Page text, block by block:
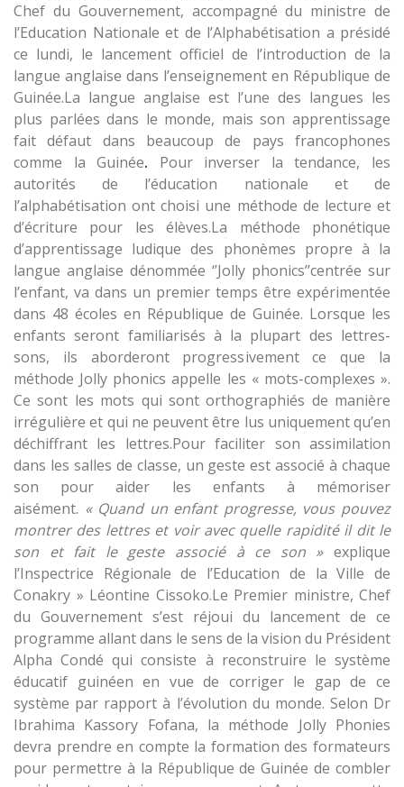
Chef du Gouvernement, accompagné du ministre de
l’Education Nationale et de l’Alphabétisation a présidé
ce lundi, le lancement officiel de l’introduction de la
langue anglaise dans l’enseignement en République de
Guinée.La langue anglaise est l’une des langues les
plus parlées dans le monde, mais son apprentissage
fait défaut dans beaucoup de pays francophones
comme la Guinée. Pour inverser la tendance, les
autorités de l’éducation nationale et de
l’alphabétisation ont choisi une méthode de lecture et
d’écriture pour les élèves.La méthode phonétique
d’apprentissage ludique des phonèmes propre à la
langue anglaise dénommée ‘’Jolly phonics’’centrée sur
l’enfant, va dans un premier temps être expérimentée
dans 48 écoles en République de Guinée. Lorsque les
enfants seront familiarisés à la plupart des lettres-
sons, ils aborderont progressivement ce que la
méthode Jolly phonics appelle les « mots-complexes ».
Ce sont les mots qui sont orthographiés de manière
irrégulière et qui ne peuvent être lus uniquement qu’en
déchiffrant les lettres.Pour faciliter son assimilation
dans les salles de classe, un geste est associé à chaque
son pour aider les enfants à mémoriser
aisément. « Quand un enfant progresse, vous pouvez
montrer des lettres et voir avec quelle rapidité il dit le
son et fait le geste associé à ce son »explique
l’Inspectrice Régionale de l’Education de la Ville de
Conakry » Léontine Cissoko.Le Premier ministre, Chef
du Gouvernement s’est réjoui du lancement de ce
programme allant dans le sens de la vision du Président
Alpha Condé qui consiste à reconstruire le système
éducatif guinéen en vue de corriger le gap de ce
système par rapport à l’évolution du monde. Selon Dr
Ibrahima Kassory Fofana, la méthode Jolly Phonies
devra prendre en compte la formation des formateurs
pour permettre à la République de Guinée de combler